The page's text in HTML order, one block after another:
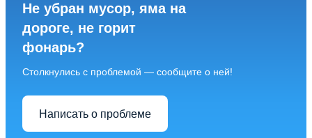
Не убран мусор, яма на
дороге, не горит
фонарь?
Столкнулись с проблемой — сообщите о ней!
Написать о проблеме